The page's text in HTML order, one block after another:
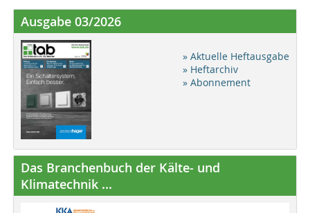
Ausgabe 03/2026
» Aktuelle Heftausgabe
» Heftarchiv
» Abonnement
Das Branchenbuch der Kälte- und
Klimatechnik ...